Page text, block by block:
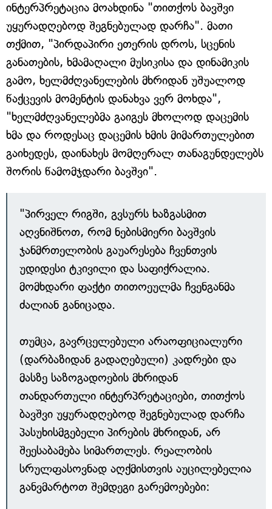
ინტერპრეტაცია მოახდინა "თითქოს ბავშვი
უყურადღებოდ შეგნებულად დარჩა". მათი
თქმით, "პირდაპირი ეთერის დროს, სცენის
განათების, ხმამაღალი მუსიკისა და დინამიკის
გამო, ხელმძღვანელების მხრიდან უშუალოდ
წაქცევის მომენტის დანახვა ვერ მოხდა",
"ხელმძღვანელებმა გაიგეს მხოლოდ დაცემის
ხმა და როდესაც დაცემის ხმის მიმართულებით
გაიხედეს, დაინახეს მომღერალ თანაგუნდელებს
შორის წამომჯდარი ბავშვი".
"პირველ რიგში, გვსურს ხაზგასმით
აღვნიშნოთ, რომ ნებისმიერი ბავშვის
ჯანმრთელობის გაუარესება ჩვენთვის
უდიდესი ტკივილი და საფიქრალია.
მომხდარი ფაქტი თითოეულმა ჩვენგანმა
ძალიან განიცადა.
თუმცა, გავრცელებული არაოფიციალური
(დარბაზიდან გადაღებული) კადრები და
მასზე საზოგადოების მხრიდან
თანდართული ინტერპრეტაციები, თითქოს
ბავშვი უყურადღებოდ შეგნებულად დარჩა
პასუხისმგებელი პირების მხრიდან, არ
შეესაბამება სიმართლეს. რეალობის
სრულფასოვნად აღქმისთვის აუცილებელია
განვმარტოთ შემდეგი გარემოებები: